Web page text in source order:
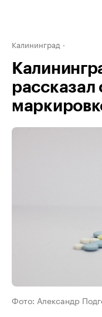
Калининград
рассказал
Фото: Александр